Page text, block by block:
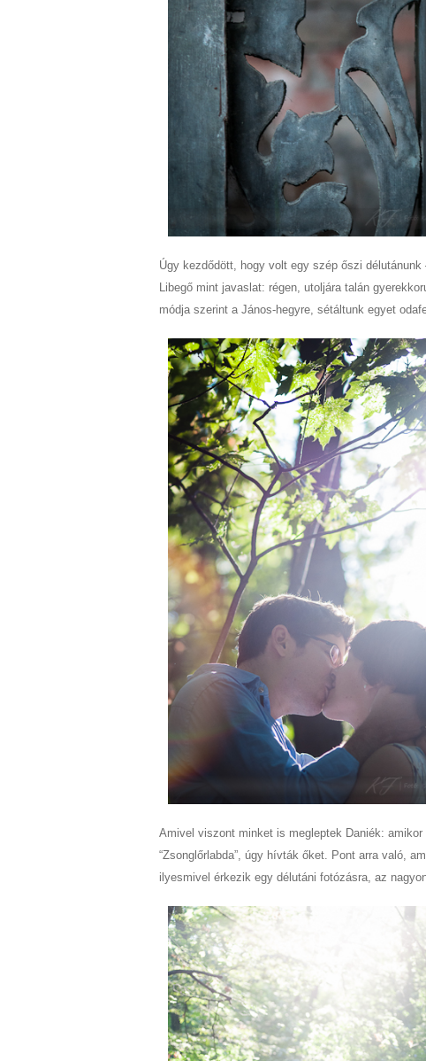
Úgy kezdődött, hogy volt egy szép őszi
Libegő mint javaslat: régen, utoljára talán
módja szerint a János-hegyre, sétáltunk egyet
Amivel viszont minket is megleptek Daniék:
“Zsonglőrlabda”, úgy hívták őket. Pont arra való,
ilyesmivel érkezik egy délutáni fotózásra, az